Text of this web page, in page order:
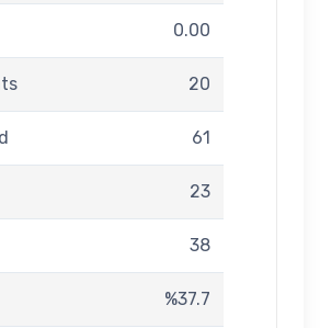
0.00
20
61
23
38
%37.7